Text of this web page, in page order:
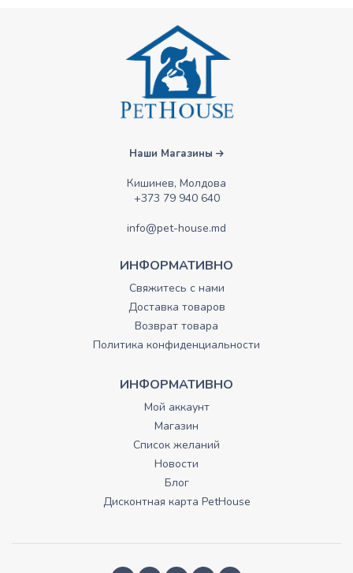
Наши Магазины
Кишинев, Молдова
+373 79 940 640
info@pet-house.md
ИНФОРМАТИВНО
Свяжитесь с нами
Доставка товаров
Возврат товара
Политика конфиденциальности
ИНФОРМАТИВНО
Мой аккаунт
Магазин
Список желаний
Новости
Блог
Дисконтная карта PetHouse